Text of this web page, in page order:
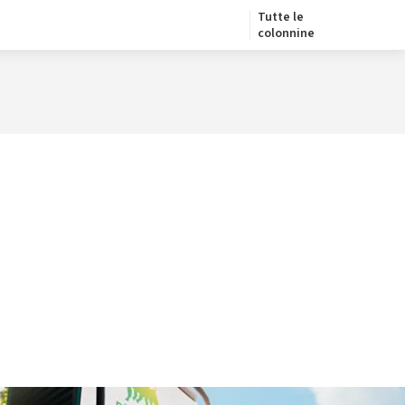
Tutte le
colonnine